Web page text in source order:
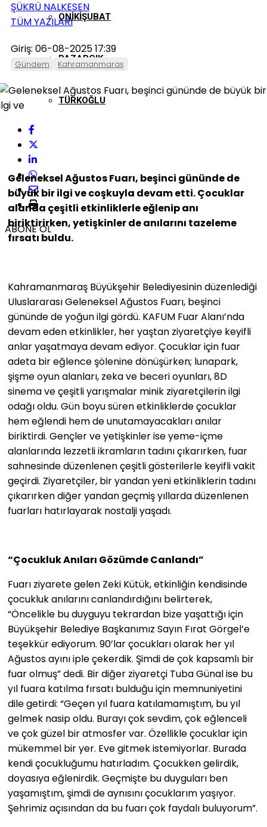
ONIKIŞUBAT
PAZARCIK
TÜRKOĞLU
ŞÜKRÜ NALKESEN
TÜM YAZILARI
Giriş: 06-08-2025 17:39
Gündem Kahramanmaraş
ABONE OL
Geleneksel Ağustos Fuarı, beşinci gününde de
büyük bir ilgi ve coşkuyla devam etti. Çocuklar
alanda çeşitli etkinliklerle eğlenip anı
biriktirirken, yetişkinler de anılarını tazeleme
fırsatı buldu.
Kahramanmaraş Büyükşehir Belediyesinin düzenlediği
Uluslararası Geleneksel Ağustos Fuarı, beşinci
gününde de yoğun ilgi gördü. KAFUM Fuar Alanı’nda
devam eden etkinlikler, her yaştan ziyaretçiye keyifli
anlar yaşatmaya devam ediyor. Çocuklar için fuar
adeta bir eğlence şölenine dönüşürken; lunapark,
şişme oyun alanları, zeka ve beceri oyunları, 8D
sinema ve çeşitli yarışmalar minik ziyaretçilerin ilgi
odağı oldu. Gün boyu süren etkinliklerde çocuklar
hem eğlendi hem de unutamayacakları anılar
biriktirdi. Gençler ve yetişkinler ise yeme-içme
alanlarında lezzetli ikramların tadını çıkarırken, fuar
sahnesinde düzenlenen çeşitli gösterilerle keyifli vakit
geçirdi. Ziyaretçiler, bir yandan yeni etkinliklerin tadını
çıkarırken diğer yandan geçmiş yıllarda düzenlenen
fuarları hatırlayarak nostalji yaşadı.
“Çocukluk Anıları Gözümde Canlandı”
Fuarı ziyarete gelen Zeki Kütük, etkinliğin kendisinde
çocukluk anılarını canlandırdığını belirterek,
“Öncelikle bu duyguyu tekrardan bize yaşattığı için
Büyükşehir Belediye Başkanımız Sayın Fırat Görgel’e
teşekkür ediyorum. 90’lar çocukları olarak her yıl
Ağustos ayını iple çekerdik. Şimdi de çok kapsamlı bir
fuar olmuş” dedi. Bir diğer ziyaretçi Tuba Günal ise bu
yıl fuara katılma fırsatı bulduğu için memnuniyetini
dile getirdi: “Geçen yıl fuara katılamamıştım, bu yıl
gelmek nasip oldu. Burayı çok sevdim, çok eğlenceli
ve çok güzel bir atmosfer var. Özellikle çocuklar için
mükemmel bir yer. Eve gitmek istemiyorlar. Burada
kendi çocukluğumu hatırladım. Çocukken gelirdik,
doyasıya eğlenirdik. Geçmişte bu duyguları ben
yaşamıştım, şimdi de aynısını çocuklarım yaşıyor.
Şehrimiz açısından da bu fuarı çok faydalı buluyorum”.